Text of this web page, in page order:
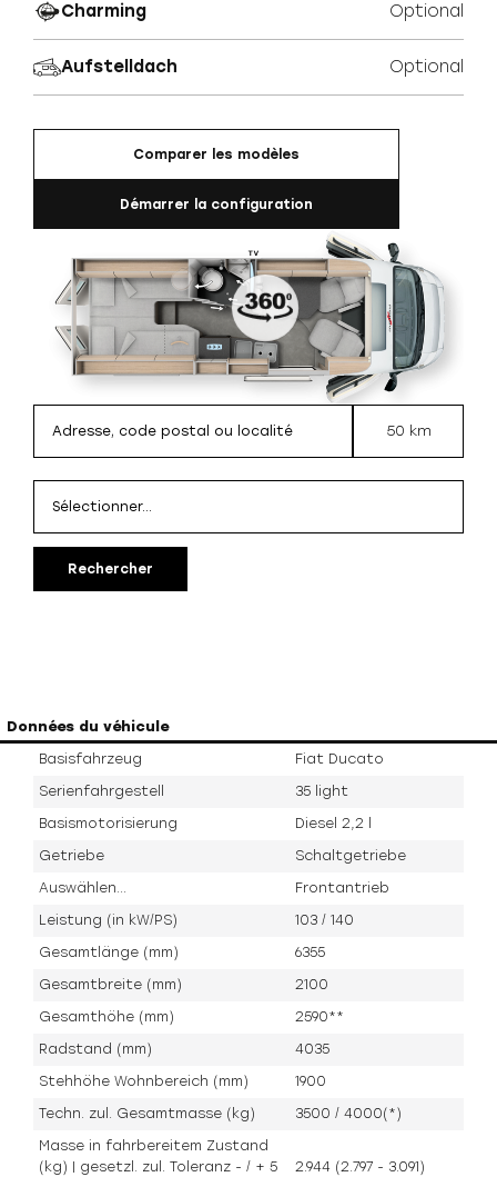
Charming Optional
Aufstelldach Optional
Comparer les modèles
Démarrer la configuration
50 km
Rechercher
Données du véhicule
Basisfahrzeug Fiat Ducato
Serienfahrgestell 35 light
Basismotorisierung Diesel 2,2 l
Getriebe Schaltgetriebe
Auswählen... Frontantrieb
Leistung (in kW/PS) 103 / 140
Gesamtlänge (mm) 6355
Gesamtbreite (mm) 2100
Gesamthöhe (mm) 2590**
Radstand (mm) 4035
Stehhöhe Wohnbereich (mm) 1900
Techn. zul. Gesamtmasse (kg) 3500 / 4000(*)
Masse in fahrbereitem Zustand
(kg) | gesetzl. zul. Toleranz - / + 5
2.944 (2.797 - 3.091)